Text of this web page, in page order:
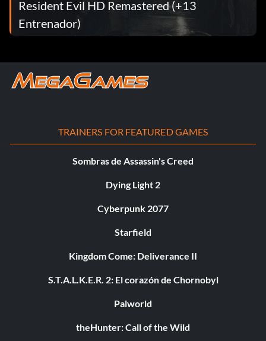
Resident Evil HD Remastered (+13
Entrenador)
TRAINERS FOR FEATURED GAMES
Sombras de Assassin's Creed
Dying Light 2
Cyberpunk 2077
Starfield
Kingdom Come: Deliverance II
S.T.A.L.K.E.R. 2: El corazón de Chornobyl
Palworld
theHunter: Call of the Wild